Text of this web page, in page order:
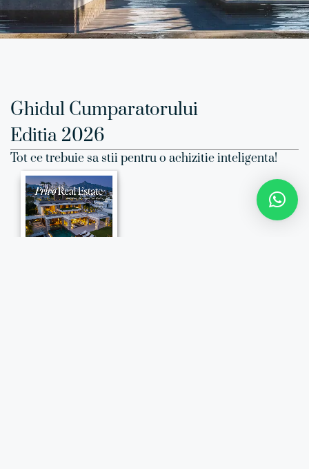
Ghidul Cumparatorului
Editia 2026
Tot ce trebuie sa stii pentru o achizitie inteligenta!